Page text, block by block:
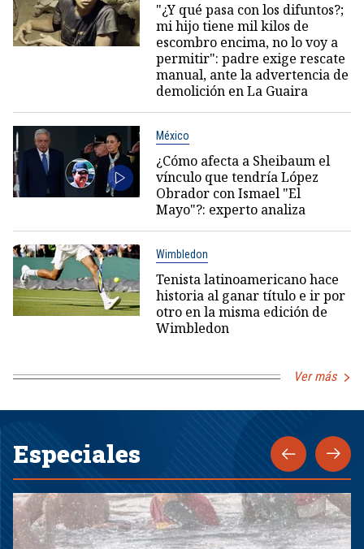
"¿Y qué pasa con los difuntos?;
mi hijo tiene mil kilos de
escombro encima, no lo voy a
permitir": padre exige rescate
manual, ante la advertencia de
demolición en La Guaira
México
¿Cómo afecta a Sheibaum el
vínculo que tendría López
Obrador con Ismael "El
Mayo"?: experto analiza
Wimbledon
Tenista latinoamericano hace
historia al ganar título e ir por
otro en la misma edición de
Wimbledon
Ver más
Especiales